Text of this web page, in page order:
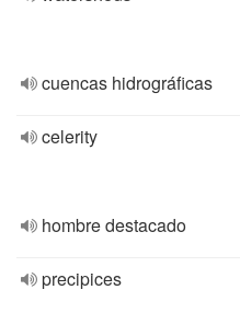
cuencas hidrográficas
celerity
hombre destacado
precipices